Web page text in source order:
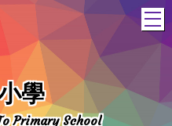
學
Primary School